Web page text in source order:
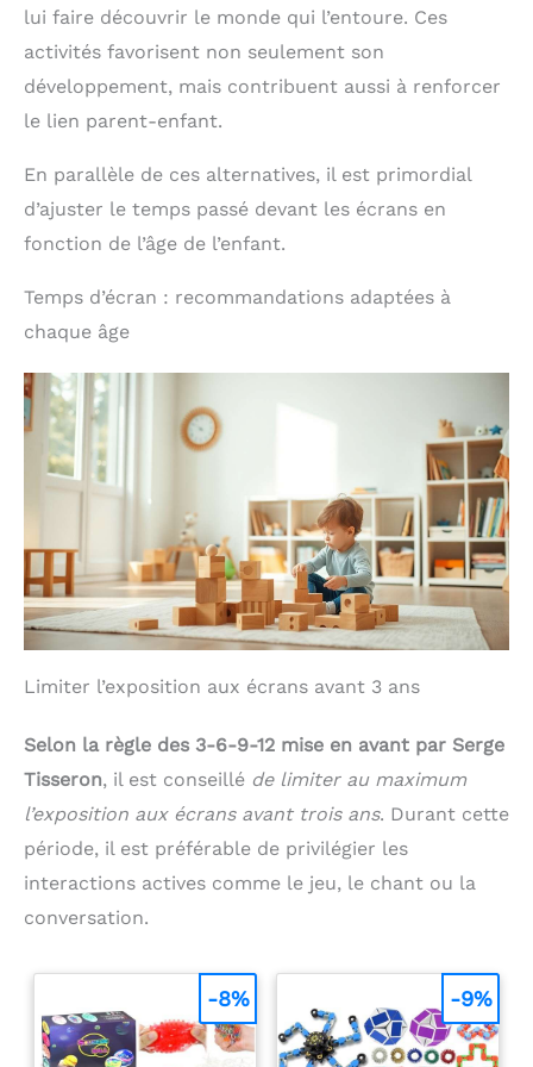
: l'enfant insère
parlante pour entendre
le mot. Ce geste simple
améliore la coordination
œil-main tandis que les
contrôle de volume
encouragent l'autonomie
dans l'apprentissage du
sécurité absolue】
durable avec des cartes
éducatif garantit une
sécurité. Son format
compact le rend facile à
transporter, permettant
aux enfants de
apprendre partout - le
compagnon idéal pour les
voyages ou comme
cadeau enfant.
lui faire découvrir le monde qui l’entoure. Ces
activités favorisent non seulement son
développement, mais contribuent aussi à renforcer
le lien parent-enfant.
En parallèle de ces alternatives, il est primordial
d’ajuster le temps passé devant les écrans en
fonction de l’âge de l’enfant.
Temps d’écran : recommandations adaptées à
chaque âge
Limiter l’exposition aux écrans avant 3 ans
Selon la règle des 3-6-9-12 mise en avant par Serge
Tisseron, il est conseillé de limiter au maximum
l’exposition aux écrans avant trois ans. Durant cette
période, il est préférable de privilégier les
interactions actives comme le jeu, le chant ou la
conversation.
-8% -9%